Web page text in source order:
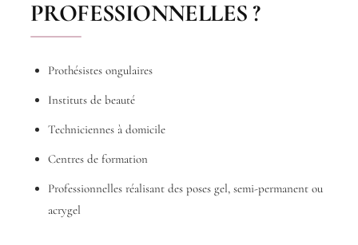
PROFESSIONNELLES ?
Prothésistes ongulaires
Instituts de beauté
Techniciennes à domicile
Centres de formation
Professionnelles réalisant des poses gel, semi-permanent ou
acrygel